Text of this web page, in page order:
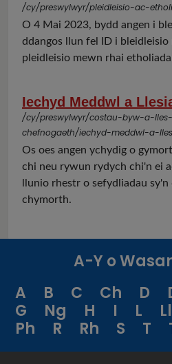
/cy/preswylwyr/pleidleisio-ac-
O 4 Mai 2023, bydd angen i
ddangos llun fel ID i bleidleisio
pleidleisio mewn rhai
Iechyd Meddwl a
/cy/preswylwyr/costau-byw-a-
chefnogaeth/iechyd-meddwl-a-
Os oes angen ychydig o
chi neu rywun rydych chi'n ei
llunio rhestr o sefydliadau
chymorth.
A-Y o
A
B C Ch D
G
Ng H I L Ll
Ph
R Rh S T